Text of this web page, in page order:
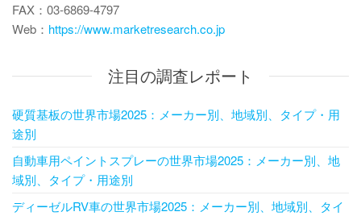
FAX：03-6869-4797
Web： https://www.marketresearch.co.jp
注目の調査レポート
硬質基板の世界市場2025：メーカー別、地域別、タイプ・用
途別
自動車用ペイントスプレーの世界市場2025：メーカー別、地
域別、タイプ・用途別
ディーゼルRV車の世界市場2025：メーカー別、地域別、タイ